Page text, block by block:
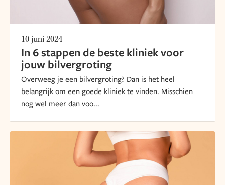
10 juni 2024
In 6 stappen de beste kliniek voor
jouw bilvergroting
Overweeg je een bilvergroting? Dan is het heel
belangrijk om een goede kliniek te vinden. Misschien
nog wel meer dan voo...